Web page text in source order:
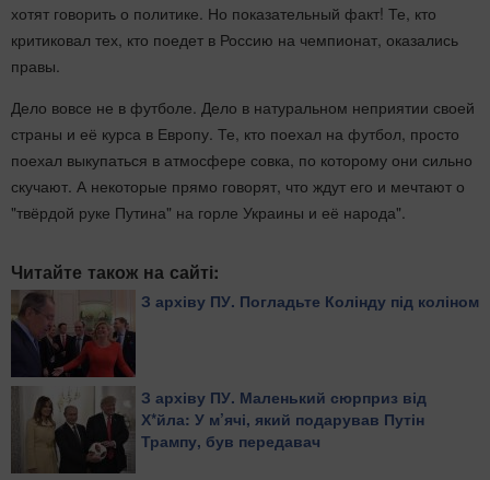
хотят говорить о политике. Но показательный факт! Те, кто
критиковал тех, кто поедет в Россию на чемпионат, оказались
правы.
Дело вовсе не в футболе. Дело в натуральном неприятии своей
страны и её курса в Европу. Те, кто поехал на футбол, просто
поехал выкупаться в атмосфере совка, по которому они сильно
скучают. А некоторые прямо говорят, что ждут его и мечтают о
"твёрдой руке Путина" на горле Украины и её народа".
Читайте також на сайті:
З архіву ПУ. Погладьте Колінду під коліном
З архіву ПУ. Маленький сюрприз від
Х*йла: У м’ячі, який подарував Путін
Трампу, був передавач